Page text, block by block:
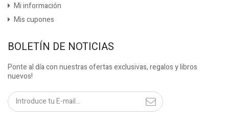
Mi información
Mis cupones
BOLETÍN DE NOTICIAS
Ponte al día con nuestras ofertas exclusivas, regalos y libros
nuevos!